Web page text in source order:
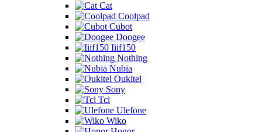
Cat
Coolpad
Cubot
Doogee
Iiif150
Nothing
Nubia
Oukitel
Sony
Tcl
Ulefone
Wiko